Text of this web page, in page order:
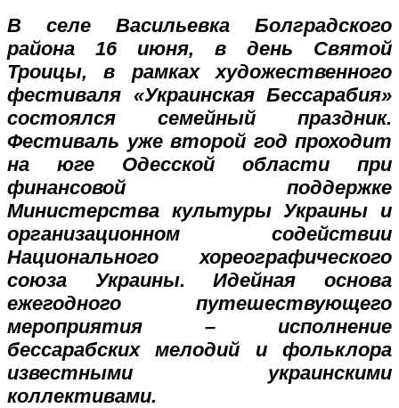
В селе Васильевка Болградского
района 16 июня, в день Святой
Троицы, в рамках художественного
фестиваля «Украинская Бессарабия»
состоялся семейный праздник.
Фестиваль уже второй год проходит
на юге Одесской области при
финансовой поддержке
Министерства культуры Украины и
организационном содействии
Национального хореографического
союза Украины. Идейная основа
ежегодного путешествующего
мероприятия – исполнение
бессарабских мелодий и фольклора
известными украинскими
коллективами.